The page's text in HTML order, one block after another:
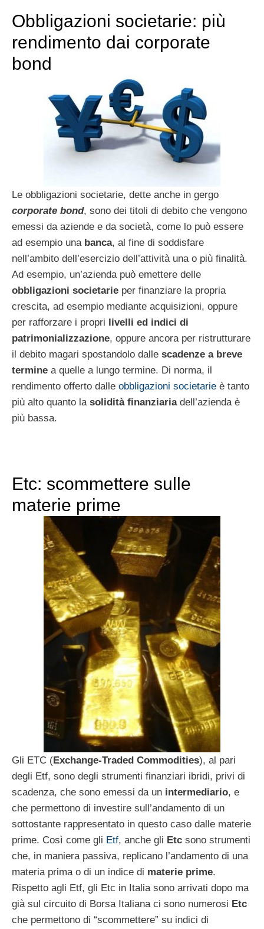
Obbligazioni societarie: più
rendimento dai corporate
bond
Le obbligazioni societarie, dette anche in gergo
corporate bond, sono dei titoli di debito che vengono
emessi da aziende e da società, come lo può essere
ad esempio una banca, al fine di soddisfare
nell’ambito dell’esercizio dell’attività una o più finalità.
Ad esempio, un’azienda può emettere delle
obbligazioni societarie per finanziare la propria
crescita, ad esempio mediante acquisizioni, oppure
per rafforzare i propri livelli ed indici di
patrimonializzazione, oppure ancora per ristrutturare
il debito magari spostandolo dalle scadenze a breve
termine a quelle a lungo termine. Di norma, il
rendimento offerto dalle obbligazioni societarie è tanto
più alto quanto la solidità finanziariadell’azienda è
più bassa.
Etc: scommettere sulle
materie prime
Gli ETC (Exchange-Traded Commodities), al pari
degli Etf, sono degli strumenti finanziari ibridi, privi di
scadenza, che sono emessi da un intermediario, e
che permettono di investire sull’andamento di un
sottostante rappresentato in questo caso dalle materie
prime. Così come gli Etf, anche gli Etc sono strumenti
che, in maniera passiva, replicano l’andamento di una
materia prima o di un indice di materie prime.
Rispetto agli Etf, gli Etc in Italia sono arrivati dopo ma
già sul circuito di Borsa Italiana ci sono numerosi Etc
che permettono di “scommettere” su indici di